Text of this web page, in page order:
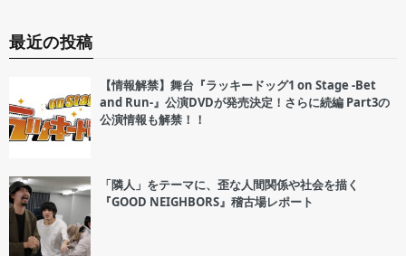
最近の投稿
【情報解禁】舞台『ラッキードッグ1 on Stage -Bet
and Run-』公演DVDが発売決定！さらに続編 Part3の
公演情報も解禁！！
「隣人」をテーマに、歪な人間関係や社会を描く
『GOOD NEIGHBORS』稽古場レポート